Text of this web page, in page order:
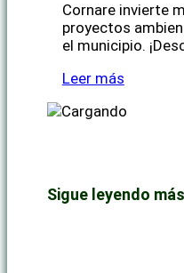
Cornare invierte
proyectos
el municipio.
Leer más
Sigue leyendo